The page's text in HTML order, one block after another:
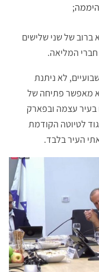
ברוב של שני שלישים
המליאה.
לא ניתנת
מאפשר פתיחה של
בעיר עצמה ובפארק
לטיוטה הקודמת
העיר בלבד.